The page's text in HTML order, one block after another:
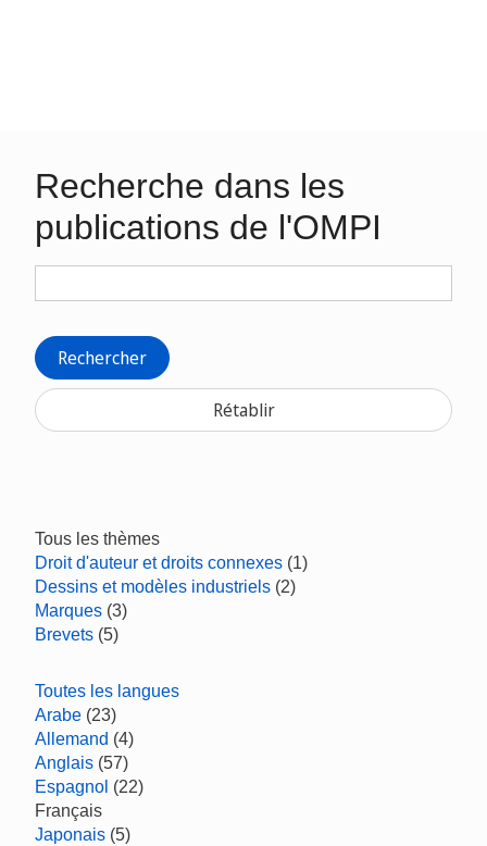
Recherche dans les
publications de l'OMPI
Rechercher
Rétablir
Tous les thèmes
Droit d'auteur et droits connexes (1)
Dessins et modèles industriels (2)
Marques (3)
Brevets (5)
Toutes les langues
Arabe (23)
Allemand (4)
Anglais (57)
Espagnol (22)
Français
Japonais (5)